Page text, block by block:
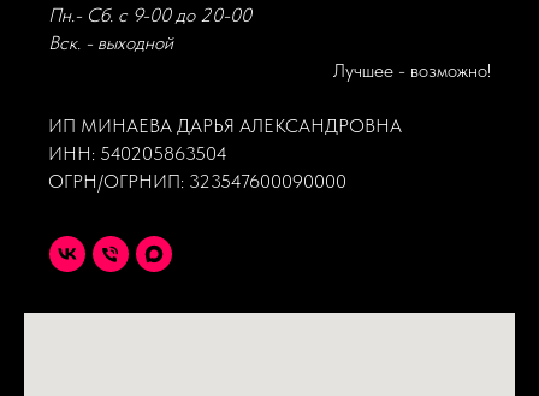
Пн.- Сб. с 9-00 до 20-00
Вск. - выходной
Лучшее - возможно!
ИП МИНАЕВА ДАРЬЯ АЛЕКСАНДРОВНА
ИНН: 540205863504
ОГРН/ОГРНИП: 323547600090000